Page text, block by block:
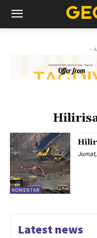
-
KOMENTAR
Latest news